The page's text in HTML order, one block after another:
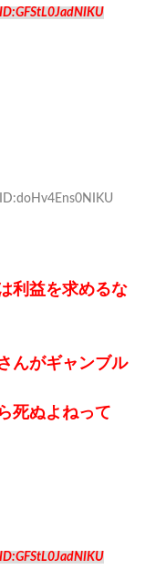
ID:GFStL0JadNIKU
利益を求めるな
んがギャンブル
死ぬよねって
ID:GFStL0JadNIKU